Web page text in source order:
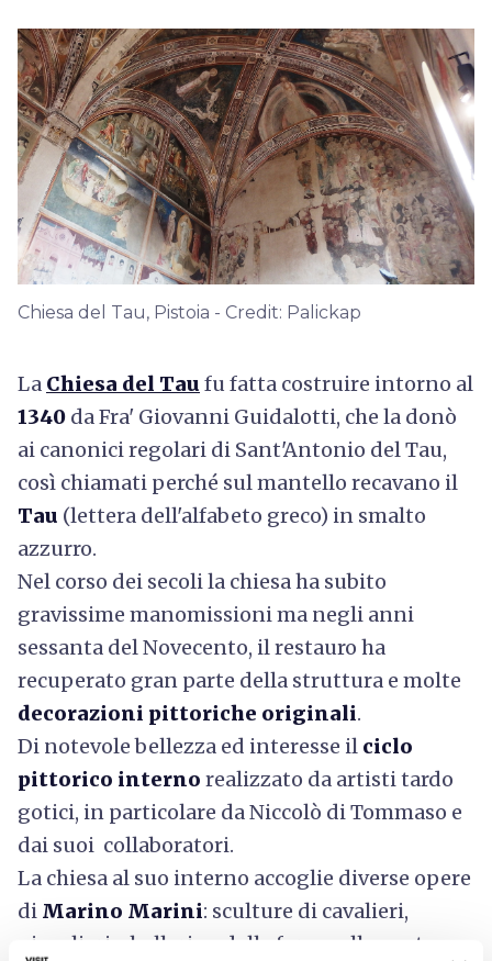
Chiesa del Tau, Pistoia - Credit: Palickap
La Chiesa del Tau fu fatta costruire intorno al
1340 da Fra' Giovanni Guidalotti, che la donò
ai canonici regolari di Sant'Antonio del Tau,
così chiamati perché sul mantello recavano il
Tau (lettera dell'alfabeto greco) in smalto
azzurro.
Nel corso dei secoli la chiesa ha subito
gravissime manomissioni ma negli anni
sessanta del Novecento, il restauro ha
recuperato gran parte della struttura e molte
decorazioni pittoriche originali.
Di notevole bellezza ed interesse il ciclo
pittorico interno realizzato da artisti tardo
gotici, in particolare da Niccolò di Tommaso e
dai suoi collaboratori.
La chiesa al suo interno accoglie diverse opere
di Marino Marini: sculture di cavalieri,
giocolieri e ballerine dalle forme allungate,